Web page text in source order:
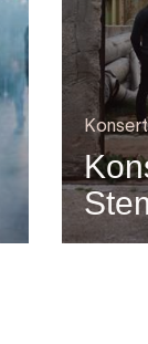
Konsert